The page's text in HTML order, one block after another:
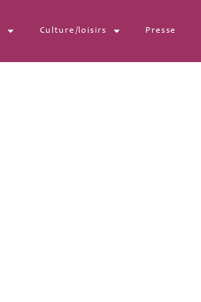
Culture/loisirs Presse